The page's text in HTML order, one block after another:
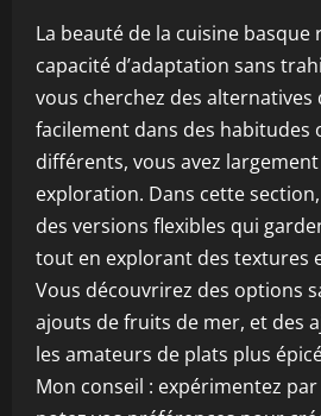
La beauté de la cuisine basque
capacité d’adaptation sans
vous cherchez des alternatives
facilement dans des habitudes
différents, vous avez
exploration. Dans cette
des versions flexibles qui
tout en explorant des textures
Vous découvrirez des options
ajouts de fruits de mer, et des
les amateurs de plats plus
Mon conseil : expérimentez